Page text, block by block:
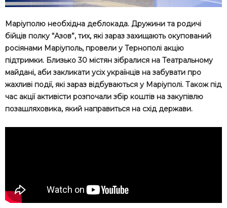
Маріуполю необхідна деблокада. Дружини та родичі
бійців полку “Азов”, тих, які зараз захищають окупований
росіянами Маріуполь, провели у Тернополі акцію
підтримки. Близько 30 містян зібралися на Театральному
майдані, аби закликати усіх українців на забувати про
жахливі події, які зараз відбуваються у Маріуполі. Також під
час акції активісти розпочали збір коштів на закупівлю
позашляховика, який направиться на схід держави.